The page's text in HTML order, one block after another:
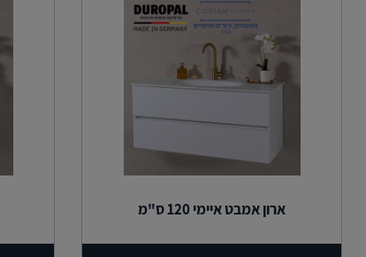
ארון אמבט איימי 120 ס"מ